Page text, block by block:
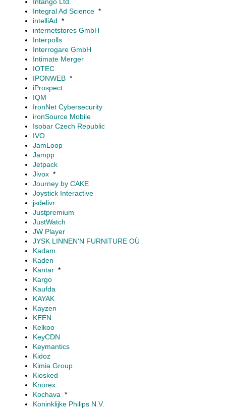
Intango Ltd.
Integral Ad Science *
intelliAd *
internetstores GmbH
Interpolls
Interrogare GmbH
Intimate Merger
IOTEC
IPONWEB *
iProspect
IQM
IronNet Cybersecurity
ironSource Mobile
Isobar Czech Republic
IVO
JamLoop
Jampp
Jetpack
Jivox *
Journey by CAKE
Joystick Interactive
jsdelivr
Justpremium
JustWatch
JW Player
JYSK LINNEN'N FURNITURE OÜ
Kadam
Kaden
Kantar *
Kargo
Kaufda
KAYAK
Kayzen
KEEN
Kelkoo
KeyCDN
Keymantics
Kidoz
Kimia Group
Kiosked
Knorex
Kochava *
Koninklijke Philips N.V.